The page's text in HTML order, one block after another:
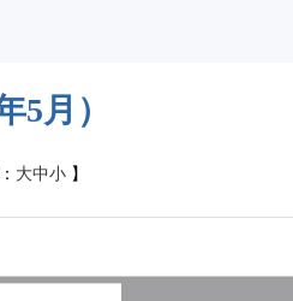
5月）
大中小 】